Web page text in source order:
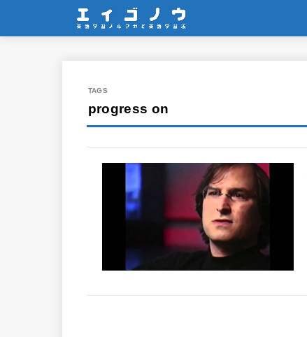
progress on